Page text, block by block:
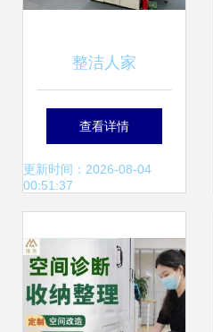
整洁人家
查看详情
更新时间：2026-08-04
00:51:37